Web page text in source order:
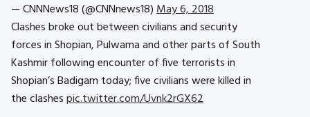
— CNNNews18 (@CNNnews18)May 6, 2018
Clashes broke out between civilians and security
forces in Shopian, Pulwama and other parts of South
Kashmir following encounter of five terrorists in
Shopian’s Badigam today; five civilians were killed in
the clashespic.twitter.com/Uvnk2rGX62